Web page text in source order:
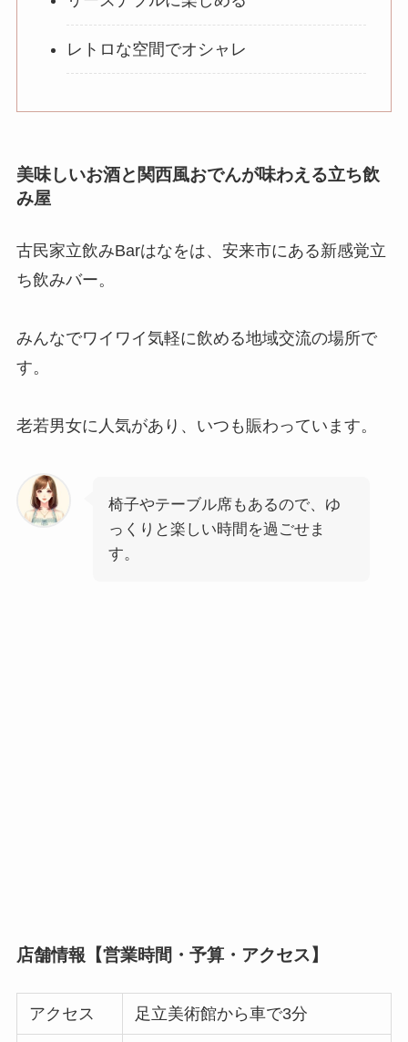
レトロな空間でオシャレ
美味しいお酒と関西風おでんが味わえる立ち飲
み屋
古民家立飲みBarはなをは、安来市にある新感覚立
ち飲みバー。
みんなでワイワイ気軽に飲める地域交流の場所で
す。
老若男女に人気があり、いつも賑わっています。
椅子やテーブル席もあるので、ゆ
っくりと楽しい時間を過ごせま
す。
店舗情報【営業時間・予算・アクセス】
アクセス 足立美術館から車で3分